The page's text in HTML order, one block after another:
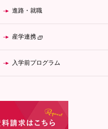
進路・就職
産学連携
入学前プログラム